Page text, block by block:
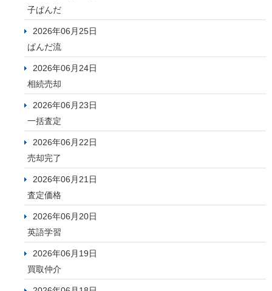
子ぱんだ
2026年06月25日
ぱんだ流
2026年06月24日
相続売却
2026年06月23日
一括査定
2026年06月22日
売却完了
2026年06月21日
査定価格
2026年06月20日
英語学習
2026年06月19日
買取仲介